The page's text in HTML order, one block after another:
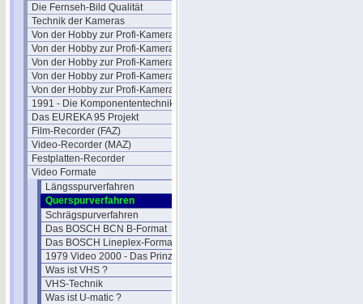
Die Fernseh-Bild Qualität
Technik der Kameras
Von der Hobby zur Profi-Kamera I
Von der Hobby zur Profi-Kamera Ia
Von der Hobby zur Profi-Kamera II
Von der Hobby zur Profi-Kamera III
Von der Hobby zur Profi-Kamera IV
1991 - Die Komponententechnik
Das EUREKA 95 Projekt
Film-Recorder (FAZ)
Video-Recorder (MAZ)
Festplatten-Recorder
Video Formate
Längsspurverfahren
Querspurverfahren
Schrägspurverfahren
Das BOSCH BCN B-Format
Das BOSCH Lineplex-Format
1979 Video 2000 - Das Prinzip
Was ist VHS ?
VHS-Technik
Was ist U-matic ?